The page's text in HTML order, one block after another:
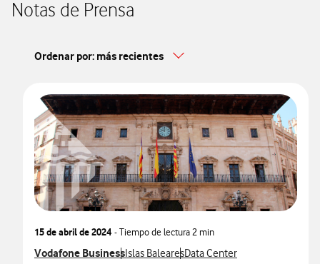
Notas de Prensa
Ordenar por: más recientes
15 de abril de 2024 - Tiempo de lectura2 min
Ver más notas de prensa relacionados con
Vodafone BusinessVer más notas de prensa relacionados con
Islas BalearesVer más notas de prensa
Data Center